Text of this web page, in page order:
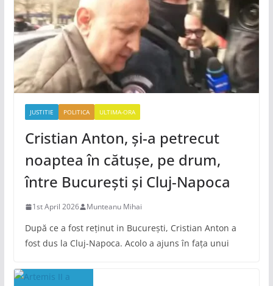
JUSTITIE POLITICA ULTIMA-ORA
Cristian Anton, și-a petrecut
noaptea în cătușe, pe drum,
între București și Cluj-Napoca
1st April 2026 Munteanu Mihai
După ce a fost reținut in București, Cristian Anton a
fost dus la Cluj-Napoca. Acolo a ajuns în fața unui